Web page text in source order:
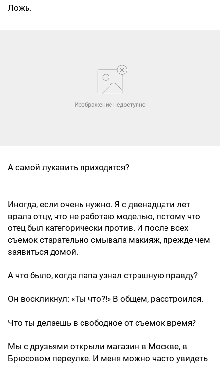
Ложь.
А самой лукавить приходится?
Иногда, если очень нужно. Я с двенадцати лет
врала отцу, что не работаю моделью, потому что
отец был категорически против. И после всех
съемок старательно смывала макияж, преж­де чем
заявиться домой.
А что было, когда папа узнал страшную правду?
Он воскликнул: «Ты что?!» В общем, расстроился.
Что ты делаешь в свободное от съемок время?
Мы с друзьями открыли магазин в Москве, в
Брюсовом переулке. И меня можно часто увидеть